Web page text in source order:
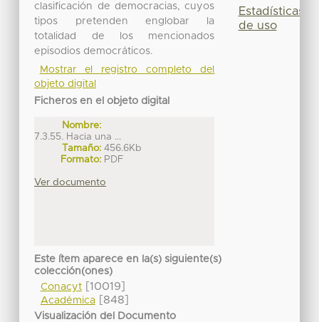
clasificación de democracias, cuyos
tipos pretenden englobar la
totalidad de los mencionados
episodios democráticos.
Mostrar el registro completo del
objeto digital
Ficheros en el objeto digital
Nombre:
7.3.55. Hacia una ...
Tamaño: 456.6Kb
Formato: PDF
Ver documento
Este ítem aparece en la(s) siguiente(s)
colección(ones)
Conacyt[10019]
Académica[848]
Visualización del Documento
Estadísticas
de uso